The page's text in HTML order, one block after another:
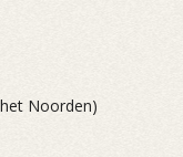
Noorden)